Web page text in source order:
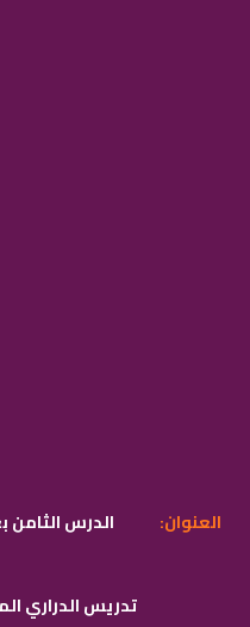
الدرس الثامن :العنوان
تدريس الدراري